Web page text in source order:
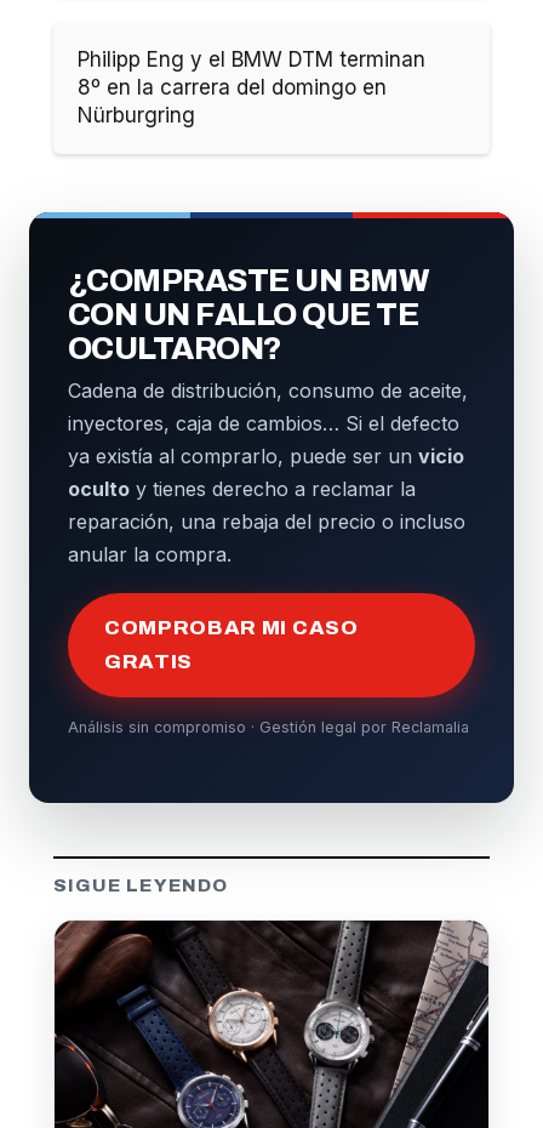
Philipp Eng y el BMW DTM terminan
8º en la carrera del domingo en
Nürburgring
¿COMPRASTE UN BMW
CON UN FALLO QUE TE
OCULTARON?
Cadena de distribución, consumo de aceite,
inyectores, caja de cambios… Si el defecto
ya existía al comprarlo, puede ser un vicio
oculto y tienes derecho a reclamar la
reparación, una rebaja del precio o incluso
anular la compra.
COMPROBAR MI CASO
GRATIS
Análisis sin compromiso · Gestión legal por Reclamalia
SIGUE LEYENDO